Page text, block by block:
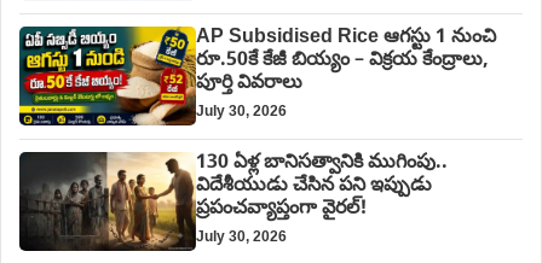
AP Subsidised Rice ఆగస్టు 1 నుంచి
రూ.50కే కేజీ బియ్యం – విక్రయ కేంద్రాలు,
పూర్తి వివరాలు
July 30, 2026
130 ఏళ్ల బానిసత్వానికి ముగింపు..
విదేశీయుడు చేసిన పని ఇప్పుడు
ప్రపంచవ్యాప్తంగా వైరల్!
July 30, 2026